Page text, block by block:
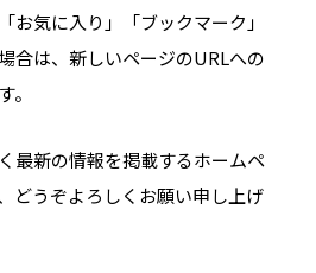
お気に入り」「ブックマーク」
合は、新しいページのURLへの
。
最新の情報を掲載するホームペ
どうぞよろしくお願い申し上げ